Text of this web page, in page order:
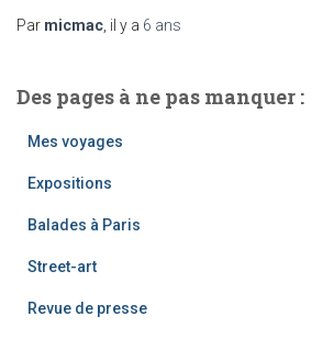
Par micmac , il y a 6 ans
Des pages à ne pas manquer :
Mes voyages
Expositions
Balades à Paris
Street-art
Revue de presse